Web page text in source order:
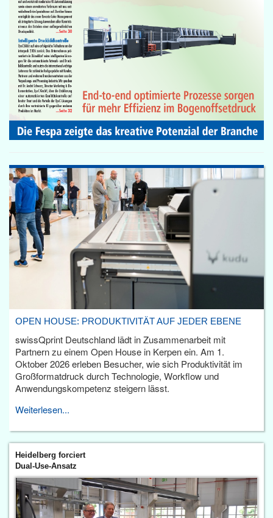
OPEN HOUSE: PRODUKTIVITÄT AUF JEDER EBENE
swissQprint Deutschland lädt in Zusammenarbeit mit
Partnern zu einem Open House in Kerpen ein. Am 1.
Oktober 2026 erleben Besucher, wie sich Produktivität im
Großformatdruck durch Technologie, Workflow und
Anwendungskompetenz steigern lässt.
Weiterlesen...
Heidelberg forciert
Dual-Use-Ansatz